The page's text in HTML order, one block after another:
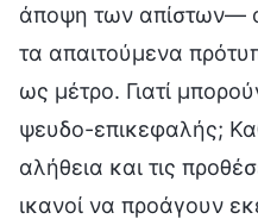
άποψη των απίστων—
τα απαιτούμενα
ως μέτρο. Γιατί
ψευδο-επικεφαλής;
αλήθεια και τις
ικανοί να προάγουν